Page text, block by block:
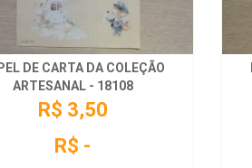
DE CARTA DA COLEÇÃO
ARTESANAL - 18108
R$ 3,50
R$ -